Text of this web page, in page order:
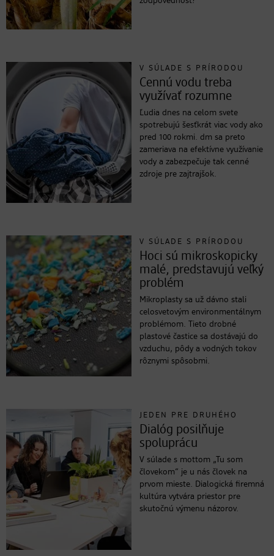
V SÚLADE S PRÍRODOU
Cennú vodu treba
využívať rozumne
Ľudia dnes na celom svete
spotrebujú šesťkrát viac vody ako
pred 100 rokmi. dm sa preto
zameriava na efektívne využívanie
vody a zabezpečuje tak cenné
zdroje pre zajtrajšok.
V SÚLADE S PRÍRODOU
Hoci sú mikroskopicky
malé, predstavujú veľký
problém
Mikroplasty sa už dávno stali
celosvetovým environmentálnym
problémom. Tieto drobné
plastové častice sa dostávajú do
vzduchu, pôdy a vodných tokov
rôznymi spôsobmi.
JEDEN PRE DRUHÉHO
Dialóg posilňuje
spoluprácu
V súlade s mottom „Tu som
človekom“ je u nás človek na
prvom mieste. Dialogická firemná
kultúra vytvára priestor pre
skutočnú výmenu názorov.